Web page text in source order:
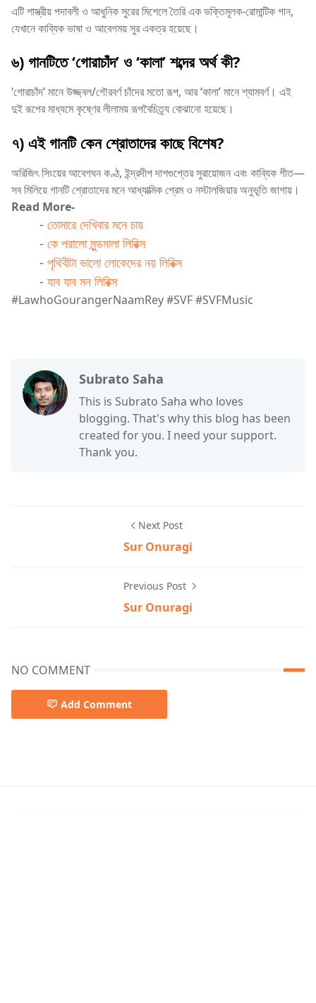
এটি শাস্ত্রীয় পদাবলী ও আধুনিক সুরের মিশেলে তৈরি এক ভক্তিমূলক-রোমান্টিক গান,
যেখানে কাব্যিক ভাষা ও আবেগময় সুর একত্র হয়েছে।
৬) গানটিতে ‘গোরাচাঁদ’ ও ‘কালা’ শব্দের অর্থ কী?
‘গোরাচাঁদ’ মানে উজ্জ্বল/গৌরবর্ণ চাঁদের মতো রূপ, আর ‘কালা’ মানে শ্যামবর্ণ। এই
দুই রূপের মাধ্যমে কৃষ্ণের লীলাময় রূপবৈচিত্র্য বোঝানো হয়েছে।
৭) এই গানটি কেন শ্রোতাদের কাছে বিশেষ?
অরিজিৎ সিংয়ের আবেগঘন কণ্ঠ, ইন্দ্রদীপ দাশগুপ্তের সুরায়োজন এবং কাব্যিক গীত—
সব মিলিয়ে গানটি শ্রোতাদের মনে আধ্যাত্মিক প্রেম ও নস্টালজিয়ার অনুভূতি জাগায়।
Read More-
- তোমারে দেখিবার মনে চায়
- কে পরালো মুন্ডমালা লিরিক্স
- পৃথিবীটা ভালো লোকেদের নয় লিরিক্স
- যাব যাব মন লিরিক্স
#LawhoGourangerNaamRey​ #SVF​ #SVFMusic​
Subrato Saha
This is Subrato Saha who loves
blogging. That's why this blog has been
created for you. I need your support.
Thank you.
Next Post
Sur Onuragi
Previous Post
Sur Onuragi
NO COMMENT
Add Comment